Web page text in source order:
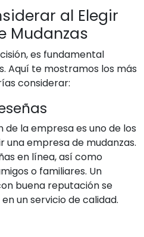
al Elegir
Mudanzas
es fundamental
Aquí te mostramos los más
considerar:
la empresa es uno de los
una empresa de mudanzas.
en línea, así como
o familiares. Un
buena reputación se
un servicio de calidad.